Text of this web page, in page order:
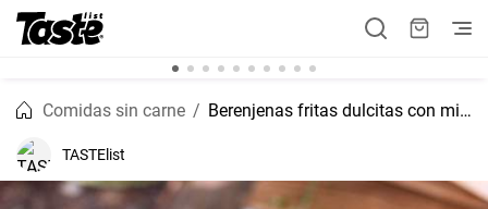
Comidas sin carne Berenjenas fritas dulcitas con miel
TASTElist